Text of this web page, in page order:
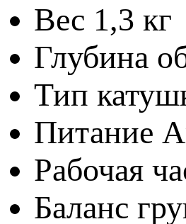
Вес 1,3 кг
Глубина
Тип
Питание
Рабочая
Баланс